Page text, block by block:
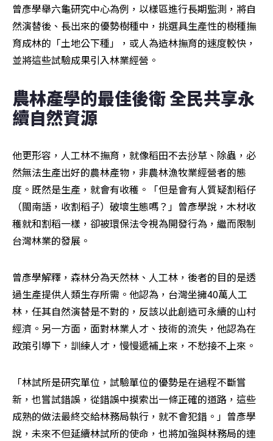
曾彥學舉六龜研究中心為例，以樣區進行長期監測，將自
然演替後、長出來的優勢樹種中，挑選具生產性的樹種撫
育成林的「土地公下種」，或人為造林撫育的速度較快，
並將這些試驗成果引入林業經營。
農林產學的最佳後衛 全民共享永
續自然資源
他更形容，人工林不撫育，就像稻田不去挱草、除蟲，必
然無法生產出好的農林產物，非農林漁牧業經營者的態
度。既然是生產，就會有收穫。「但是會有人質疑割稻仔
（閩南語，收割稻子）破壞生態嗎？」曾彥學說，木材收
穫就和割稻一樣，卻被環保法令視為開發行為，繼而限制
台灣林業的發展。
曾彥學解釋，森林分為天然林、人工林，後者的目的是透
過生產提供人類生存所需。他認為，台灣坐擁40萬人工
林，任其自然演替是不對的，反該以此創造可永續的山村
經濟。另一方面，面對林業人才、技術的流失，他認為在
政策引導下，訓練人才，慢慢遞補上來，不愁接不上來。
「林試所是研究單位，試驗單位的優勢是在過程不斷嘗
新，也嘗試錯誤，從錯誤中摸索出一條正確的道路，這些
成熟的做法最終交給林務局執行，就不會犯錯。」曾彥學
說，未來不但延續林試所的使命，也將加強與林務局的連